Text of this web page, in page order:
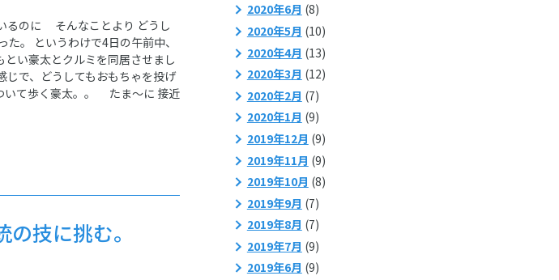
るのに そんなことより どうし
というわけで4日の午前中、
とい豪太とクルミを同居させまし
じで、どうしてもおもちゃを投げ
いて歩く豪太。。 たま～に 接近
の技に挑む。
2020年6月 (8)
2020年5月 (10)
2020年4月 (13)
2020年3月 (12)
2020年2月 (7)
2020年1月 (9)
2019年12月 (9)
2019年11月 (9)
2019年10月 (8)
2019年9月 (7)
2019年8月 (7)
2019年7月 (9)
2019年6月 (9)